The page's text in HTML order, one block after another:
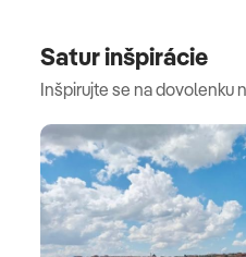
Satur inšpirácie
Inšpirujte se na dovolenku